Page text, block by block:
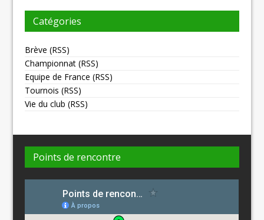
Catégories
Brève (RSS)
Championnat (RSS)
Equipe de France (RSS)
Tournois (RSS)
Vie du club (RSS)
Points de rencontre